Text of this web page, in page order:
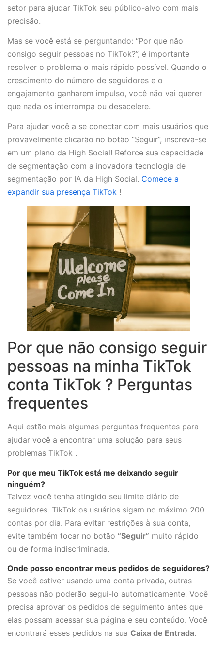
setor para ajudar TikTok seu público-alvo com mais
precisão.
Mas se você está se perguntando: “Por que não
consigo seguir pessoas no TikTok?”, é importante
resolver o problema o mais rápido possível. Quando o
crescimento do número de seguidores e o
engajamento ganharem impulso, você não vai querer
que nada os interrompa ou desacelere.
Para ajudar você a se conectar com mais usuários que
provavelmente clicarão no botão “Seguir”, inscreva-se
em um plano da High Social! Reforce sua capacidade
de segmentação com a inovadora tecnologia de
segmentação por IA da High Social. Comece a
expandir sua presença TikTok !
Por que não consigo seguir
pessoas na minha TikTok
conta TikTok ? Perguntas
frequentes
Aqui estão mais algumas perguntas frequentes para
ajudar você a encontrar uma solução para seus
problemas TikTok .
Por que meu TikTok está me deixando seguir
ninguém?
Talvez você tenha atingido seu limite diário de
seguidores. TikTok os usuários sigam no máximo 200
contas por dia. Para evitar restrições à sua conta,
evite também tocar no botão “Seguir” muito rápido
ou de forma indiscriminada.
Onde posso encontrar meus pedidos de seguidores?
Se você estiver usando uma conta privada, outras
pessoas não poderão segui-lo automaticamente. Você
precisa aprovar os pedidos de seguimento antes que
elas possam acessar sua página e seu conteúdo. Você
encontrará esses pedidos na sua Caixa de Entrada.